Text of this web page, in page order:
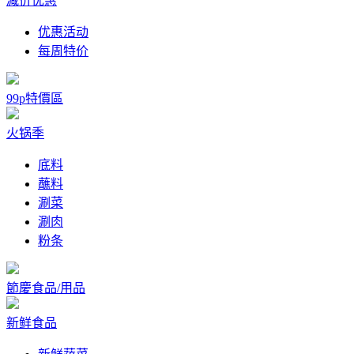
优惠活动
每周特价
99p特價區
火锅季
底料
蘸料
涮菜
涮肉
粉条
節慶食品/用品
新鲜食品